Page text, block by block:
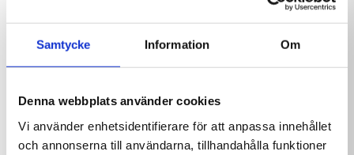
Samtycke Information Om
Denna webbplats använder cookies
Vi använder enhetsidentifierare för att anpassa innehållet
och annonserna till användarna, tillhandahålla funktioner
färdigt paket med allt det viktigaste samlat på
ett ställe.
Innehåller:
1 kg Spa Klor Tabs 20g
1 kg Spa pH Plus
Delphin SPA Filter
Cleaner 1L
199,00kr
Delphin SPA Gentle
Clarifier 1L
169,00kr